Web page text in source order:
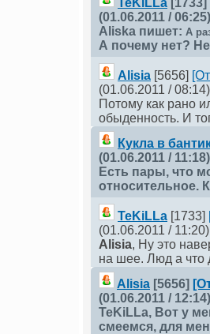
TeKiLLа [1733]
(01.06.2011 / 06:25)
Aliska пишет: А
А почему нет?
Alisia [5656]
(01.06.2011 / 08:14)
Потому как рано
обыденность. И
Кукла в
(01.06.2011 / 11:18)
Есть пары, что
относительное.
TeKiLLа [1733]
(01.06.2011 / 11:20)
Alisia, Ну это
на шее. Люд а что
Alisia [5656]
(01.06.2011 / 12:14)
TeKiLLа, Вот у
смеемся, для